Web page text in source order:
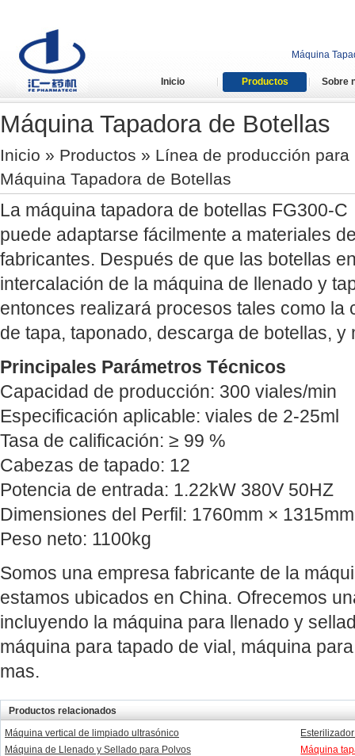
Máquina
Inicio Productos Sobre
Máquina Tapadora de Botellas
Inicio » Productos » Línea de producción
Máquina Tapadora de Botellas
La máquina tapadora de botellas FG300-C
puede adaptarse fácilmente a materiales
fabricantes. Después de que las botellas
intercalación de la máquina de llenado y
entonces realizará procesos tales como la
de tapa, taponado, descarga de botellas, y
Principales Parámetros Técnicos
Capacidad de producción: 300 viales/min
Especificación aplicable: viales de 2-25ml
Tasa de calificación: ≥ 99 %
Cabezas de tapado: 12
Potencia de entrada: 1.22kW 380V 50HZ
Dimensiones del Perfil: 1760mm ×
Peso neto: 1100kg
Somos una empresa fabricante de la
estamos ubicados en China. Ofrecemos
incluyendo la máquina para llenado y
máquina para tapado de vial, máquina
mas.
Productos relacionados
Máquina vertical de limpiado ultrasónico
Máquina de Llenado y Sellado para Polvos
Máquina